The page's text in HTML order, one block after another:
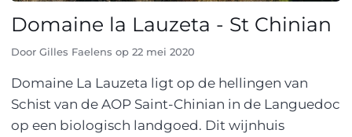
Domaine la Lauzeta - St Chinian
Door Gilles Faelens op 22 mei 2020
Domaine La Lauzeta ligt op de hellingen van
Schist van de AOP Saint-Chinian in de Languedoc
op een biologisch landgoed. Dit wijnhuis